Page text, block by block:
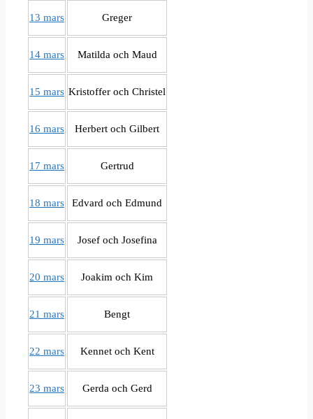
13 mars Greger
14 mars Matilda och Maud
15 mars Kristoffer och Christel
16 mars Herbert och Gilbert
17 mars Gertrud
18 mars Edvard och Edmund
19 mars Josef och Josefina
20 mars Joakim och Kim
21 mars Bengt
22 mars Kennet och Kent
23 mars Gerda och Gerd